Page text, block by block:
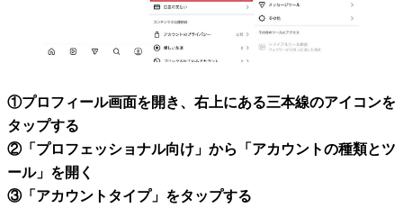
①プロフィール画面を開き、右上にある三本線のアイコンを
タップする
②「プロフェッショナル向け」から「アカウントの種類とツ
ール」を開く
③「アカウントタイプ」をタップする